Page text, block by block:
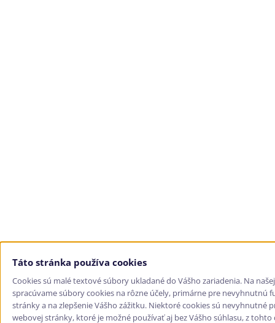
Táto stránka používa cookies
Cookies sú malé textové súbory ukladané do Vášho zariadenia. Na
spracúvame súbory cookies na rôzne účely, primárne pre nevyhnutnú
stránky a na zlepšenie Vášho zážitku. Niektoré cookies sú nevyhnutné
webovej stránky, ktoré je možné používať aj bez Vášho súhlasu, z